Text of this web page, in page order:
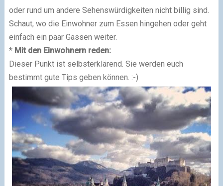
oder rund um andere Sehenswürdigkeiten nicht billig sind.
Schaut, wo die Einwohner zum Essen hingehen oder geht
einfach ein paar Gassen weiter.
*Mit den Einwohnern reden:
Dieser Punkt ist selbsterklärend. Sie werden euch
bestimmt gute Tips geben können. :-)